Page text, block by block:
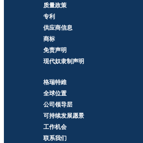
质量政策
专利
供应商信息
商标
免责声明
现代奴隶制声明
格瑞特維
全球位置
公司领导层
可持续发展愿景
工作机会
联系我们